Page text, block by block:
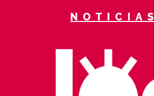
NOTICIAS